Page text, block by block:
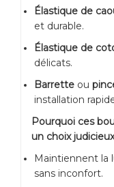
Élastique de
et durable.
Élastique de
délicats.
Barrette ou
installation
Pourquoi ces
un choix
Maintiennent la
sans inconfort.